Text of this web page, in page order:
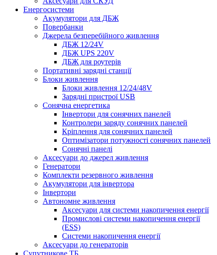
Енергосистеми
Акумулятори для ДБЖ
Повербанки
Джерела безперебійного живлення
ДБЖ 12/24V
ДБЖ UPS 220V
ДБЖ для роутерів
Портативні зарядні станції
Блоки живлення
Блоки живлення 12/24/48V
Зарядні пристрої USB
Сонячна енергетика
Інвертори для сонячних панелей
Контролери заряду сонячних панелей
Кріплення для сонячних панелей
Оптимізатори потужності сонячних панелей
Сонячні панелі
Аксесуари до джерел живлення
Генератори
Комплекти резервного живлення
Акумулятори для інвертора
Інвертори
Автономне живлення
Аксесуари для системи накопичення енергії
Промислові системи накопичення енергії
(ESS)
Системи накопичення енергії
Аксесуари до генераторів
Супутникове ТБ